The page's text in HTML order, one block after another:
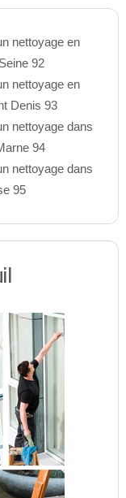
nettoyage en
92
nettoyage en
Denis 93
nettoyage dans
94
nettoyage dans
95